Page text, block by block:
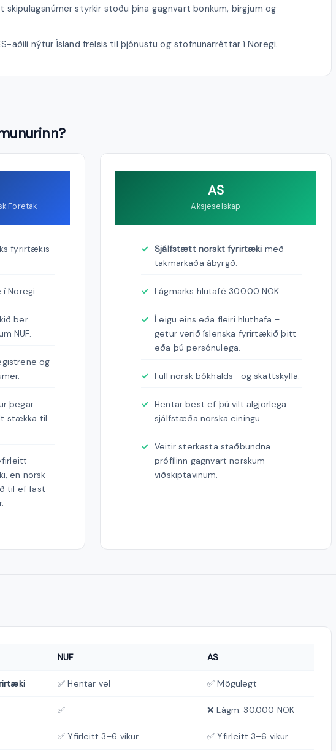
skipulagsnúmer styrkir stöðu þína gagnvart bönkum, birgjum og
aðili nýtur Ísland frelsis til þjónustu og stofnunarréttar í Noregi.
Foretak
fyrirtækis
Noregi.
ber
NUF.
og
þegar
stækka til
en norsk
til ef fast
AS
Aksjeselskap
Sjálfstætt norskt fyrirtæki með
takmarkaða ábyrgð.
Lágmarks hlutafé 30.000 NOK.
Í eigu eins eða fleiri hluthafa –
getur verið íslenska fyrirtækið þitt
eða þú persónulega.
Full norsk bókhalds- og skattskylla.
Hentar best ef þú vilt algjörlega
sjálfstæða norska einingu.
Veitir sterkasta staðbundna
prófílinn gagnvart norskum
viðskiptavinum.
NUF AS
✅ Hentar vel ✅ Mögulegt
✅ ❌ Lágm. 30.000 NOK
✅ Yfirleitt 3–6 vikur ✅ Yfirleitt 3–6 vikur